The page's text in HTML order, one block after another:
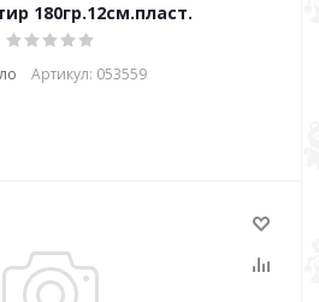
180гр.12см.пласт.
Артикул: 053559